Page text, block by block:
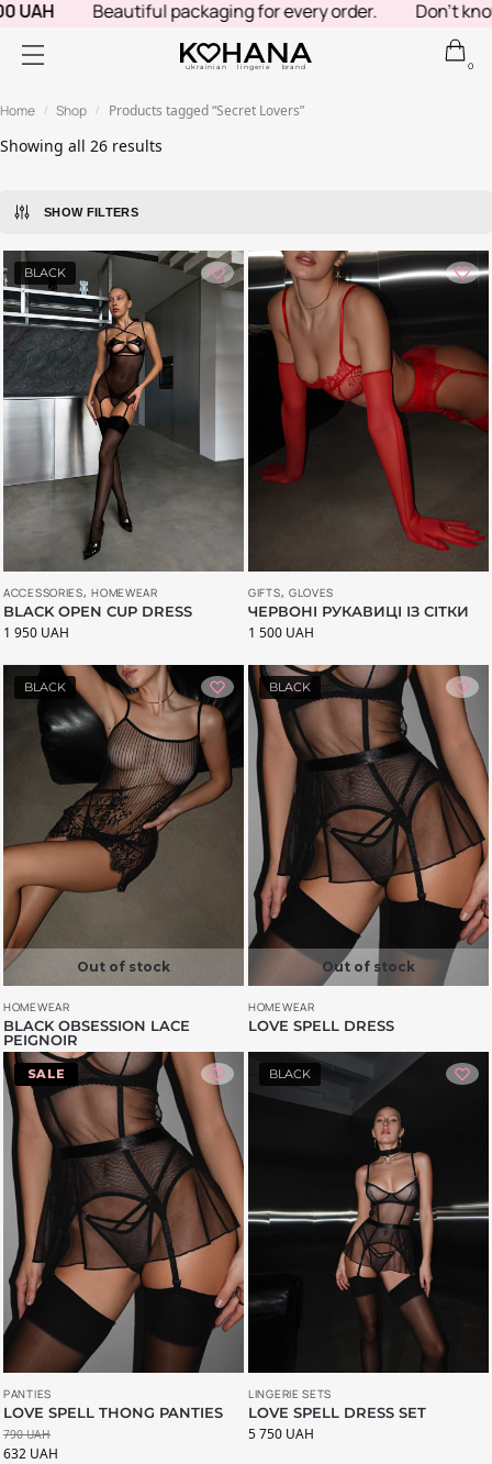
Beautiful packaging for every order. Don't know
ukrainian lingerie brand 0
Home / Shop / Products tagged “Secret Lovers”
Showing all 26 results
SHOW FILTERS
BLACK
ACCESSORIES,HOMEWEAR
BLACK OPEN CUP DRESS
1 950 UAH
GIFTS, GLOVES
ЧЕРВОНІ РУКАВИЦІ ІЗ СІТКИ
1 500 UAH
BLACK
Out of stock
HOMEWEAR
BLACK OBSESSION LACE
PEIGNOIR
BLACK
Out of stock
HOMEWEAR
LOVE SPELL DRESS
-20%
PANTIES
LOVE SPELL THONG PANTIES
790UAH
632 UAH
BLACK
LINGERIE SETS
LOVE SPELL DRESS SET
5 750 UAH